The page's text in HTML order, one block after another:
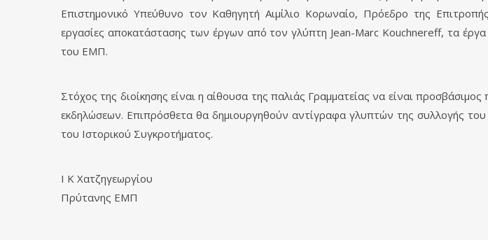
Επιστημονικό Υπεύθυνο τον Καθηγητή Αιμίλιο Κορωναίο, Πρόεδρο της
εργασίες αποκατάστασης των έργων από τον γλύπτη Jean-Marc Kouchnereff, τα
του ΕΜΠ.
Στόχος της διοίκησης είναι η αίθουσα της παλιάς Γραμματείας να είναι
εκδηλώσεων. Επιπρόσθετα θα δημιουργηθούν αντίγραφα γλυπτών της συλλογής
του Ιστορικού Συγκροτήματος.
Ι Κ Χατζηγεωργίου
Πρύτανης ΕΜΠ